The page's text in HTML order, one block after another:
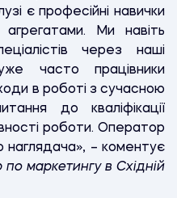
є професійні навички
Ми навіть
через наші
часто працівники
в роботі з сучасною
до кваліфікації
роботи. Оператор
наглядача», – коментує
по маркетингу в Східній